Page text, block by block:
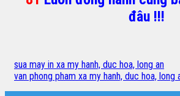
đâu !!!
sua may in xa my hanh, duc hoa, long an
van phong pham xa my hanh, duc hoa, long